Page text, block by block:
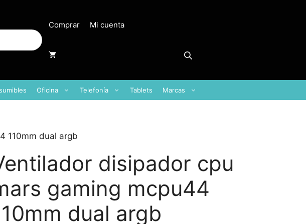
Comprar Mi cuenta
Oficina Telefonía Tablets Marcas
110mm dual argb
disipador cpu
gaming mcpu44
dual argb